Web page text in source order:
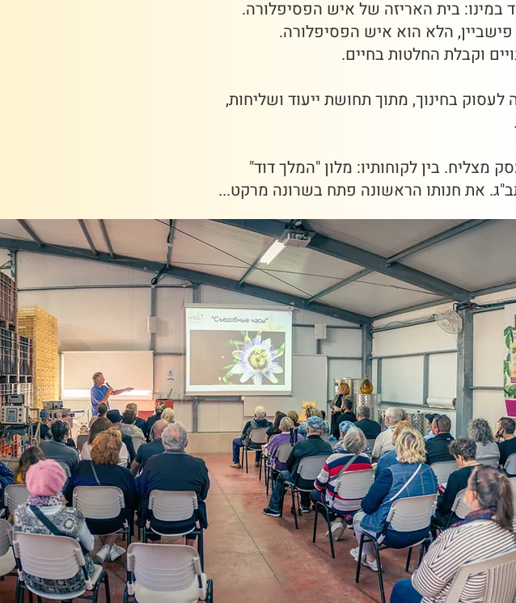
במינו: בית האריזה של איש הפסיפלורה.
הלא הוא איש הפסיפלורה.
וקבלת החלטות בחיים.
אלקטרוניקה. לפני כ-20 שנה פנה לעסוק בחינוך, מתוך תחושת ייעוד ושליחות,
מצליח. בין לקוחותיו: מלון "המלך דוד"
את חנותו הראשונה פתח בשרונה מרקט...